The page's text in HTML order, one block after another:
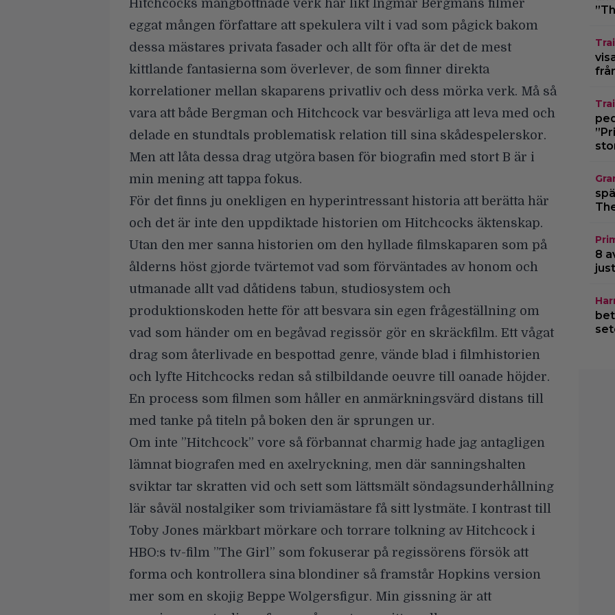
Hitchcocks mångbottnade verk har likt Ingmar Bergmans filmer
eggat mången författare att spekulera vilt i vad som pågick bakom
dessa mästares privata fasader och allt för ofta är det de mest
kittlande fantasierna som överlever, de som finner direkta
korrelationer mellan skaparens privatliv och dess mörka verk. Må så
vara att både Bergman och Hitchcock var besvärliga att leva med och
delade en stundtals problematisk relation till sina skådespelerskor.
Men att låta dessa drag utgöra basen för biografin med stort B är i
min mening att tappa fokus.
För det finns ju onekligen en hyperintressant historia att berätta här
och det är inte den uppdiktade historien om Hitchcocks äktenskap.
Utan den mer sanna historien om den hyllade filmskaparen som på
ålderns höst gjorde tvärtemot vad som förväntades av honom och
utmanade allt vad dåtidens tabun, studiosystem och
produktionskoden hette för att besvara sin egen frågeställning om
vad som händer om en begåvad regissör gör en skräckfilm. Ett vågat
drag som återlivade en bespottad genre, vände blad i filmhistorien
och lyfte Hitchcocks redan så stilbildande oeuvre till oanade höjder.
En process som filmen som håller en anmärkningsvärd distans till
med tanke på titeln på boken den är sprungen ur.
Om inte ”Hitchcock” vore så förbannat charmig hade jag antagligen
lämnat biografen med en axelryckning, men där sanningshalten
sviktar tar skratten vid och sett som lättsmält söndagsunderhållning
lär såväl nostalgiker som triviamästare få sitt lystmäte. I kontrast till
Toby Jones märkbart mörkare och torrare tolkning av Hitchcock i
HBO:s tv-film ”The Girl” som fokuserar på regissörens försök att
forma och kontrollera sina blondiner så framstår Hopkins version
mer som en skojig Beppe Wolgersfigur. Min gissning är att
8